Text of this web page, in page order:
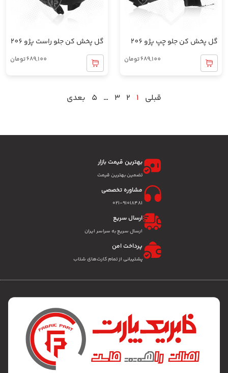
گل پخش کن جلو چپ پژو 206
689,100تومان
گل پخش کن جلو راست پژو 206
689,100تومان
قبلی 1
2
3
…
5 بعدی
بهترین قیمت بازار
تضمین بهترین قیمت
مشاوره تخصصی
۰۲۱-91018481
ارسال سریع
ارسال سریع به سراسر ایران
پرداخت امن
پشتیبانی از تمام کارت‌های شتاب